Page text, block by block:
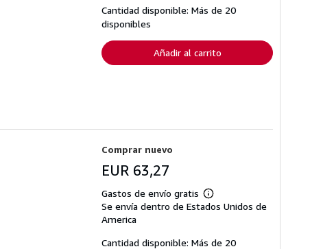
tarifas
de
Cantidad disponible: Más de 20
disponibles
Añadir al carrito
Comprar nuevo
EUR 63,27
Gastos de envío gratis
Más
información
tarifas
Se envía dentro de Estados Unidos de
America
Cantidad disponible: Más de 20